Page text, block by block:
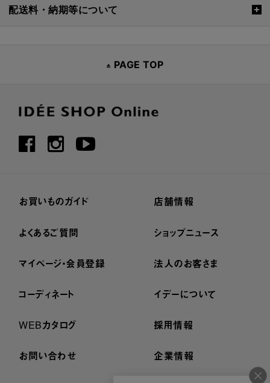
配送料・納期等について
PAGE TOP
お買いものガイド
よくあるご質問
マイページ・会員登録
コーディネート
WEBカタログ
お問い合わせ
店舗情報
ショップニュース
法人のお客さま
イデーについて
採用情報
企業情報